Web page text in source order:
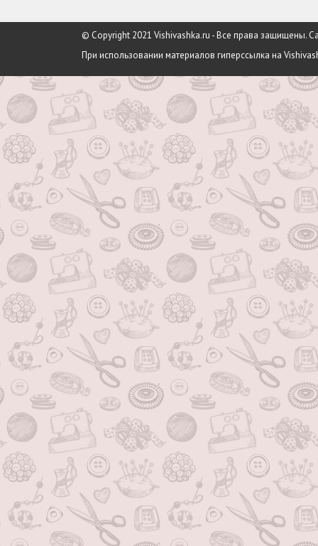
© Copyright 2021 Vishivashka.ru - Все права защищены.
При использовании материалов гиперссылка на